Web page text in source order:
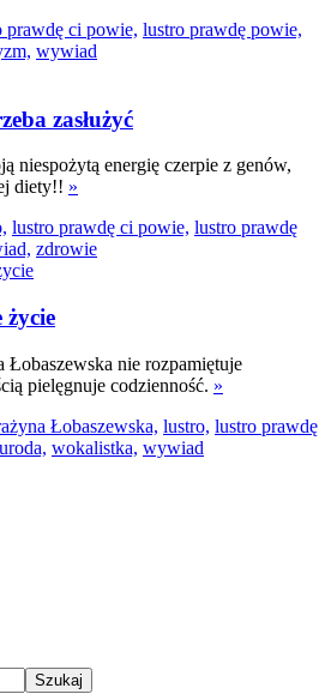
prawdę ci powie, lustro prawdę powie,
wywiad
zasłużyć
niespożytą energię czerpie z genów,
diety!! »
lustro prawdę ci powie, lustro prawdę
zdrowie
życie
Łobaszewska nie rozpamiętuje
pielęgnuje codzienność. »
Łobaszewska, lustro, lustro prawdę
uroda, wokalistka, wywiad